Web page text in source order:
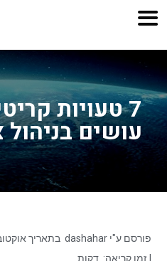
7 טעויות
עושים בניהול
פורסם ע"י בתאריך אוקטובר 21,
| זמן קריאה: דקות